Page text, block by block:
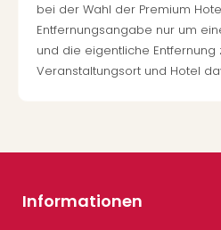
bei der Wahl der Premium
Entfernungsangabe nur um
und die eigentliche Entfernung
Veranstaltungsort und Hotel
Informationen